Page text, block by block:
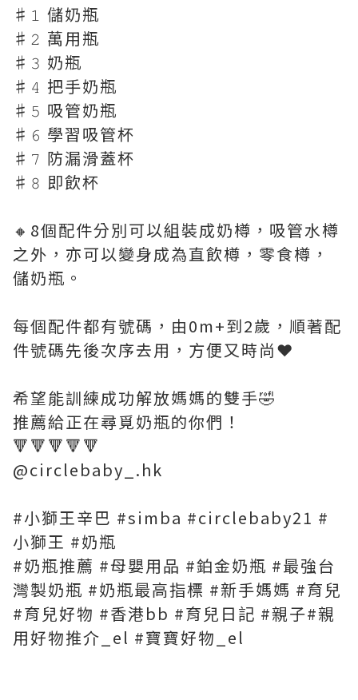
♯𝟷 儲奶瓶
♯𝟸 萬用瓶
♯𝟹 奶瓶
♯𝟺 把手奶瓶
♯𝟻 吸管奶瓶
♯𝟼 學習吸管杯
♯𝟽 防漏滑蓋杯
♯𝟾 即飲杯
🔸8個配件分別可以組裝成奶樽，吸管水樽
之外，亦可以變身成為直飲樽，零食樽，
儲奶瓶。
每個配件都有號碼，由0m+到2歲，順著配
件號碼先後次序去用，方便又時尚❤️
希望能訓練成功解放媽媽的雙手🤣
推薦給正在尋覓奶瓶的你們！
🔻🔻🔻🔻🔻
@circlebaby_.hk
#小獅王辛巴 #simba #circlebaby21 #
小獅王 #奶瓶
#奶瓶推薦 #母嬰用品 #鉑金奶瓶 #最強台
灣製奶瓶 #奶瓶最高指標 #新手媽媽 #育兒
#育兒好物 #香港bb #育兒日記 #親子#親
用好物推介_el #寶寶好物_el